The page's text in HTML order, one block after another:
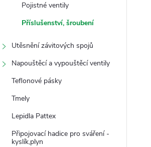
Pojistné ventily
Příslušenství, šroubení
Utěsnění závitových spojů
Napouštěcí a vypouštěcí ventily
Teflonové pásky
Tmely
Lepidla Pattex
Připojovací hadice pro sváření -
kyslík,plyn